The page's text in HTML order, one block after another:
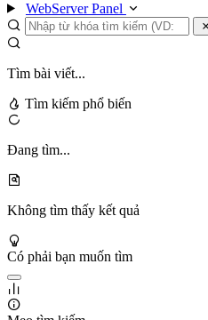
WebServer Panel
Tìm bài viết...
Tìm kiếm phổ biến
Đang tìm...
Không tìm thấy kết quả
Có phải bạn muốn tìm